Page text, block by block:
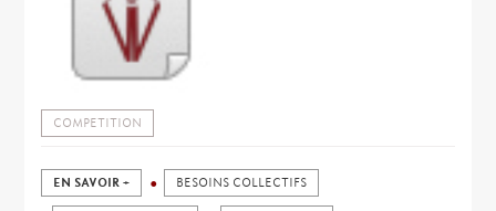
COMPETITION
EN SAVOIR + BESOINS COLLECTIFS